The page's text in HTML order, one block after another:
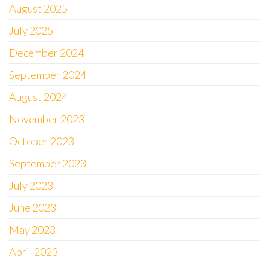
August 2025
July 2025
December 2024
September 2024
August 2024
November 2023
October 2023
September 2023
July 2023
June 2023
May 2023
April 2023